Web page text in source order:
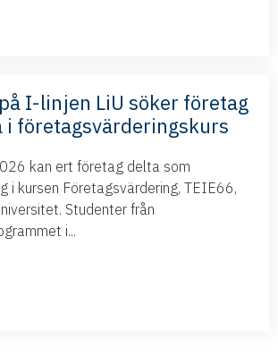
I-linjen LiU söker företag
i företagsvärderingskurs
kan ert företag delta som
i kursen Företagsvärdering, TEIE66,
Studenter från
i...